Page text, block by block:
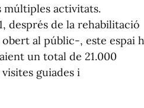
múltiples activitats.
després de la rehabilitació
al públic-, este espai
un total de 21.000
guiades i